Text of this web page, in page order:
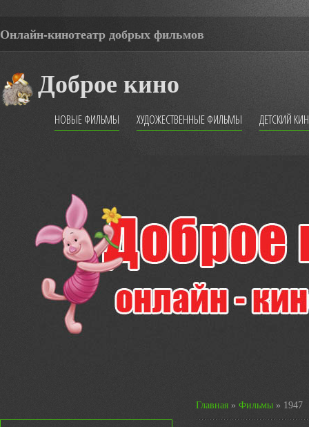
Онлайн-кинотеатр добрых фильмов
Доброе кино
НОВЫЕ ФИЛЬМЫ ХУДОЖЕСТВЕННЫЕ ФИЛЬМЫ ДЕТСКИЙ
Главная » Фильмы » 1947